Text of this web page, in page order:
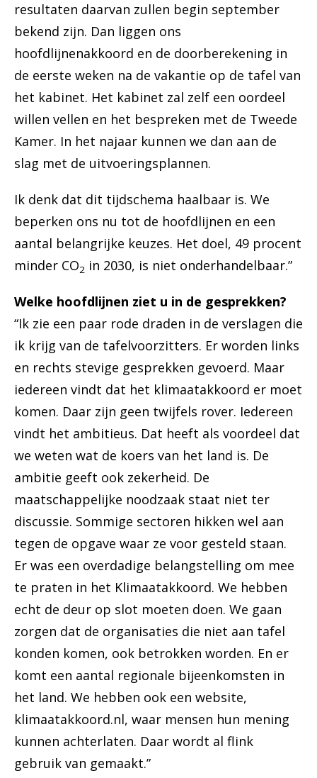
resultaten daarvan zullen begin september
bekend zijn. Dan liggen ons
hoofdlijnenakkoord en de doorberekening in
de eerste weken na de vakantie op de tafel van
het kabinet. Het kabinet zal zelf een oordeel
willen vellen en het bespreken met de Tweede
Kamer. In het najaar kunnen we dan aan de
slag met de uitvoeringsplannen.
Ik denk dat dit tijdschema haalbaar is. We
beperken ons nu tot de hoofdlijnen en een
aantal belangrijke keuzes. Het doel, 49 procent
minder CO2 in 2030, is niet onderhandelbaar.”
Welke hoofdlijnen ziet u in de gesprekken?
“Ik zie een paar rode draden in de verslagen die
ik krijg van de tafelvoorzitters. Er worden links
en rechts stevige gesprekken gevoerd. Maar
iedereen vindt dat het klimaatakkoord er moet
komen. Daar zijn geen twijfels rover. Iedereen
vindt het ambitieus. Dat heeft als voordeel dat
we weten wat de koers van het land is. De
ambitie geeft ook zekerheid. De
maatschappelijke noodzaak staat niet ter
discussie. Sommige sectoren hikken wel aan
tegen de opgave waar ze voor gesteld staan.
Er was een overdadige belangstelling om mee
te praten in het Klimaatakkoord. We hebben
echt de deur op slot moeten doen. We gaan
zorgen dat de organisaties die niet aan tafel
konden komen, ook betrokken worden. En er
komt een aantal regionale bijeenkomsten in
het land. We hebben ook een website,
klimaatakkoord.nl, waar mensen hun mening
kunnen achterlaten. Daar wordt al flink
gebruik van gemaakt.”